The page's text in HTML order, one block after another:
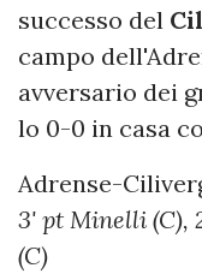
successo del
campo
avversario dei
lo 0-0 in casa
Adrense-
3' pt Minelli (C),
(C)